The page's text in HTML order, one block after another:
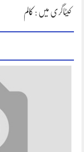
کیٹاگری میں : کالم